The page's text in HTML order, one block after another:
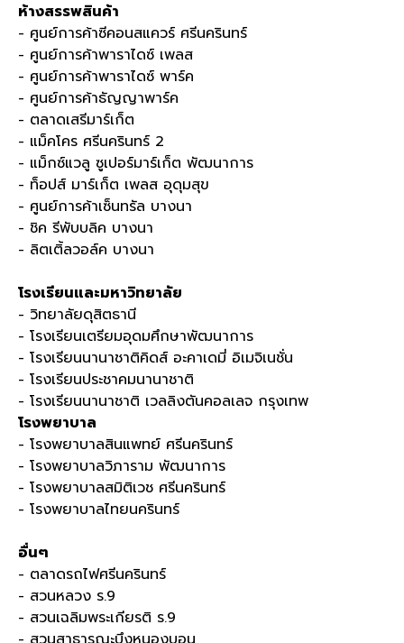
ห้างสรรพสินค้า
- ศูนย์การค้าซีคอนสแควร์ ศรีนครินทร์
- ศูนย์การค้าพาราไดซ์ เพลส
- ศูนย์การค้าพาราไดซ์ พาร์ค
- ศูนย์การค้าธัญญาพาร์ค
- ตลาดเสรีมาร์เก็ต
- แม็คโคร ศรีนครินทร์ 2
- แม็กซ์แวลู ซูเปอร์มาร์เก็ต พัฒนาการ
- ท็อปส์ มาร์เก็ต เพลส อุดุมสุข
- ศูนย์การค้าเซ็นทรัล บางนา
- ชิค รีพับบลิค บางนา
- ลิตเติ้ลวอล์ค บางนา
โรงเรียนและมหาวิทยาลัย
- วิทยาลัยดุสิตธานี
- โรงเรียนเตรียมอุดมศึกษาพัฒนาการ
- โรงเรียนนานาชาติคิดส์ อะคาเดมี่ อิเมจิเนชั่น
- โรงเรียนประชาคมนานาชาติ
- โรงเรียนนานาชาติ เวลลิงตันคอลเลจ กรุงเทพ
โรงพยาบาล
- โรงพยาบาลสินแพทย์ ศรีนครินทร์
- โรงพยาบาลวิภาราม พัฒนาการ
- โรงพยาบาลสมิติเวช ศรีนครินทร์
- โรงพยาบาลไทยนครินทร์
อื่นๆ
- ตลาดรถไฟศรีนครินทร์
- สวนหลวง ร.9
- สวนเฉลิมพระเกียรติ ร.9